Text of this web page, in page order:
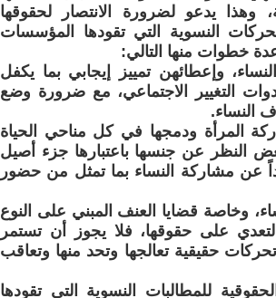
وهذا يدعو لضرورة الانتصار لحقوقها
النسوية التي تقودها المؤسسات
خطوات منها التالي:
وإعطائهن تمييز إيجابي بما يكفل
التغيير الاجتماعي، مع ضرورة وضع
النساء.
المرأة ودمجها في كل مناحي الحياة
النظر عن جنسها باعتبارها جزء أصيل
عن مشاركة النساء بما تمثل من حضور
وخاصة قضايا العنف المبني على النوع
على حقوقها، فلا يجوز أن تستمر
حقيقية تعالجها وتحد منها وتعاقب
للمطالبات النسوية التي تقودها